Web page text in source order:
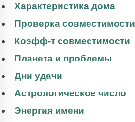
Характеристика дома
Проверка совместимости
Коэфф-т совместимости
Планета и проблемы
Дни удачи
Астрологическое число
Энергия имени